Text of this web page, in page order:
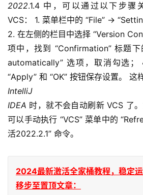
2022.1.4 中，可以通过以下步骤
VCS： 1. 菜单栏中的 “File” ->
2. 在左侧的栏目中选择 “Version
项中，找到 “Confirmation” 标题
automatically” 选项，取消勾选；
“Apply” 和 “OK” 按钮保存设置。 这
IntelliJ
IDEA 时，就不会自动刷新 VCS 了
可以手动执行 “VCS” 菜单中的
活2022.2.1” 命令。
2024最新激活全家桶教程，稳定
移步至置顶文章：